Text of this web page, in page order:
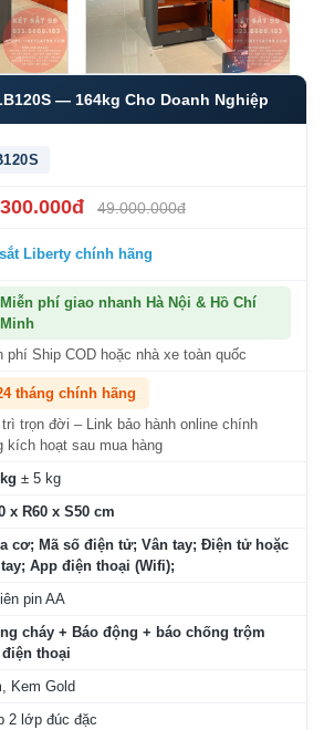
— 164kg Cho Doanh Nghiệp
49.000.000đ
Liberty chính hãng
Miễn phí giao nhanh Hà Nội & Hồ Chí
Minh
phí Ship COD hoặc nhà xe toàn quốc
tháng chính hãng
trì trọn đời – Link bảo hành online chính
kích hoạt sau mua hàng
± 5 kg
x R60 x S50 cm
cơ; Mã số điện tử; Vân tay; Điện tử hoặc
App điện thoại (Wifi);
pin AA
cháy + Báo động + báo chống trộm
thoại
Kem Gold
2 lớp đúc đặc